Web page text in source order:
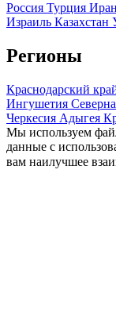
Россия Турция Иран
Израиль Казахстан
Регионы
Краснодарский
Ингушетия
Черкесия Адыгея
Мы используем
данные с
вам наилучшее